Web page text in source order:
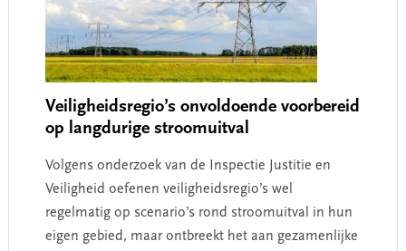
Veiligheidsregio’s onvoldoende voorbereid
op langdurige stroomuitval
Volgens onderzoek van de Inspectie Justitie en
Veiligheid oefenen veiligheidsregio’s wel
regelmatig op scenario’s rond stroomuitval in hun
eigen gebied, maar ontbreekt het aan gezamenlijke